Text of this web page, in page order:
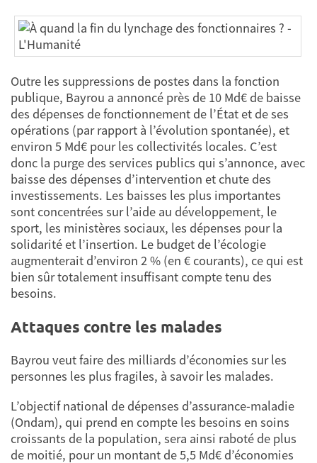
Outre les suppressions de postes dans la fonction
publique, Bayrou a annoncé près de 10 Md€ de baisse
des dépenses de fonctionnement de l’État et de ses
opérations (par rapport à l’évolution spontanée), et
environ 5 Md€ pour les collectivités locales. C’est
donc la purge des services publics qui s’annonce, avec
baisse des dépenses d’intervention et chute des
investissements. Les baisses les plus importantes
sont concentrées sur l’aide au développement, le
sport, les ministères sociaux, les dépenses pour la
solidarité et l’insertion. Le budget de l’écologie
augmenterait d’environ 2 % (en € courants), ce qui est
bien sûr totalement insuffisant compte tenu des
besoins.
Attaques contre les malades
Bayrou veut faire des milliards d’économies sur les
personnes les plus fragiles, à savoir les malades.
L’objectif national de dépenses d’assurance-maladie
(Ondam), qui prend en compte les besoins en soins
croissants de la population, sera ainsi raboté de plus
de moitié, pour un montant de 5,5 Md€ d’économies